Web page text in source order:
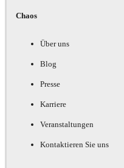
Chaos
Über uns
Blog
Presse
Karriere
Veranstaltungen
Kontaktieren Sie uns